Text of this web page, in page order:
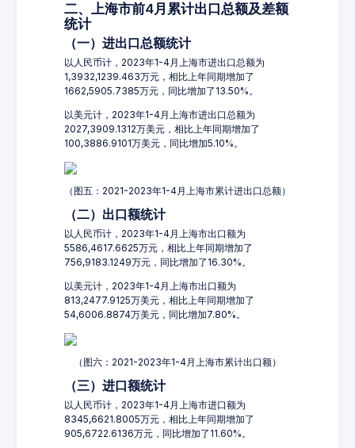
二、上海市前4月累计出口总额及差额
统计
（一）进出口总额统计
以人民币计，2023年1-4月上海市进出口总额为
1,3932,1239.463万元，相比上年同期增加了
1662,5905.7385万元，同比增加了13.50%。
以美元计，2023年1-4月上海市进出口总额为
2027,3909.1312万美元，相比上年同期增加了
100,3886.9101万美元，同比增加5.10%。
（图五：2021-2023年1-4月上海市累计进出口总额）
（二）出口额统计
以人民币计，2023年1-4月上海市出口额为
5586,4617.6625万元，相比上年同期增加了
756,9183.1249万元，同比增加了16.30%。
以美元计，2023年1-4月上海市出口额为
813,2477.9125万美元，相比上年同期增加了
54,6006.8874万美元，同比增加7.80%。
（图六：2021-2023年1-4月上海市累计出口额）
（三）进口额统计
以人民币计，2023年1-4月上海市进口额为
8345,6621.8005万元，相比上年同期增加了
905,6722.6136万元，同比增加了11.60%。